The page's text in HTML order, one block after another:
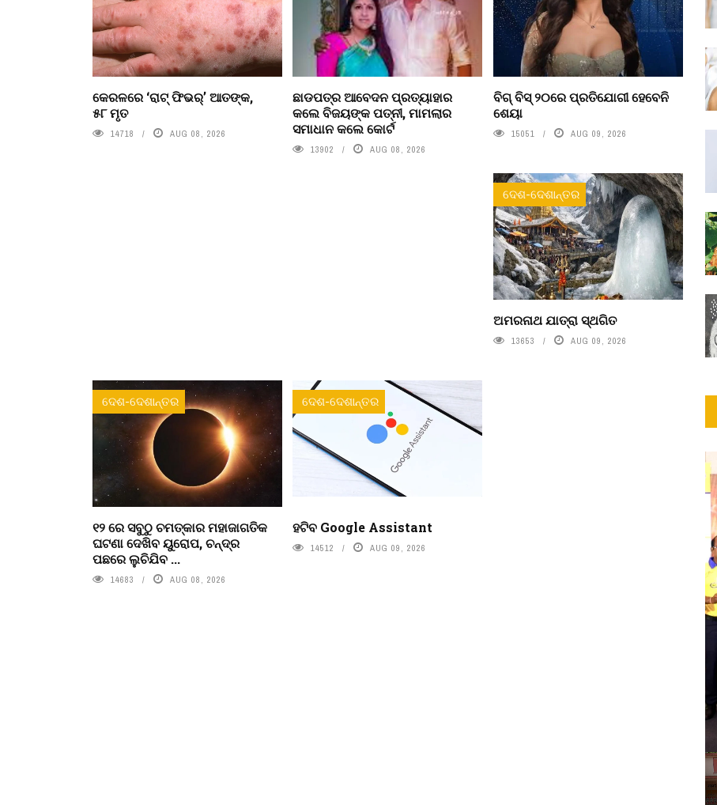
କେରଳରେ ‘ରାଟ୍ ଫିଭର୍’ ଆତଙ୍କ,
୫୮ ମୃତ
14718 AUG 08, 2026
ଛାଡପତ୍ର ଆବେଦନ ପ୍ରତ୍ୟାହାର
କଲେ ବିଜୟଙ୍କ ପତ୍ନୀ, ମାମଲାର
ସମାଧାନ କଲେ କୋର୍ଟ
13902 AUG 08, 2026
ବିଗ୍ ବିସ୍ ୨୦ରେ ପ୍ରତିଯୋଗୀ ହେବେନି
ଶେୟା
15051 AUG 09, 2026
ଦେଶ-ଦେଶାନ୍ତର
ଅମରନାଥ ଯାତ୍ରା ସ୍ଥଗିତ
13653 AUG 09, 2026
ଦେଶ-ଦେଶାନ୍ତର
୧୨ ରେ ସବୁଠୁ ଚମତ୍କାର ମହାଜାଗତିକ
ଘଟଣା ଦେଖିବ ୟୁରୋପ, ଚନ୍ଦ୍ର
ପଛରେ ଲୁଚିଯିବ ...
14683 AUG 08, 2026
ଦେଶ-ଦେଶାନ୍ତର
ହଟିବ Google Assistant
14512 AUG 09, 2026